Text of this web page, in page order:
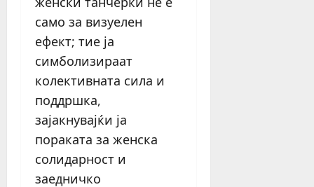
само за визуелен
ефект; тие ја
симболизираат
колективната сила и
поддршка,
зајакнувајќи ја
пораката за женска
солидарност и
заедничко